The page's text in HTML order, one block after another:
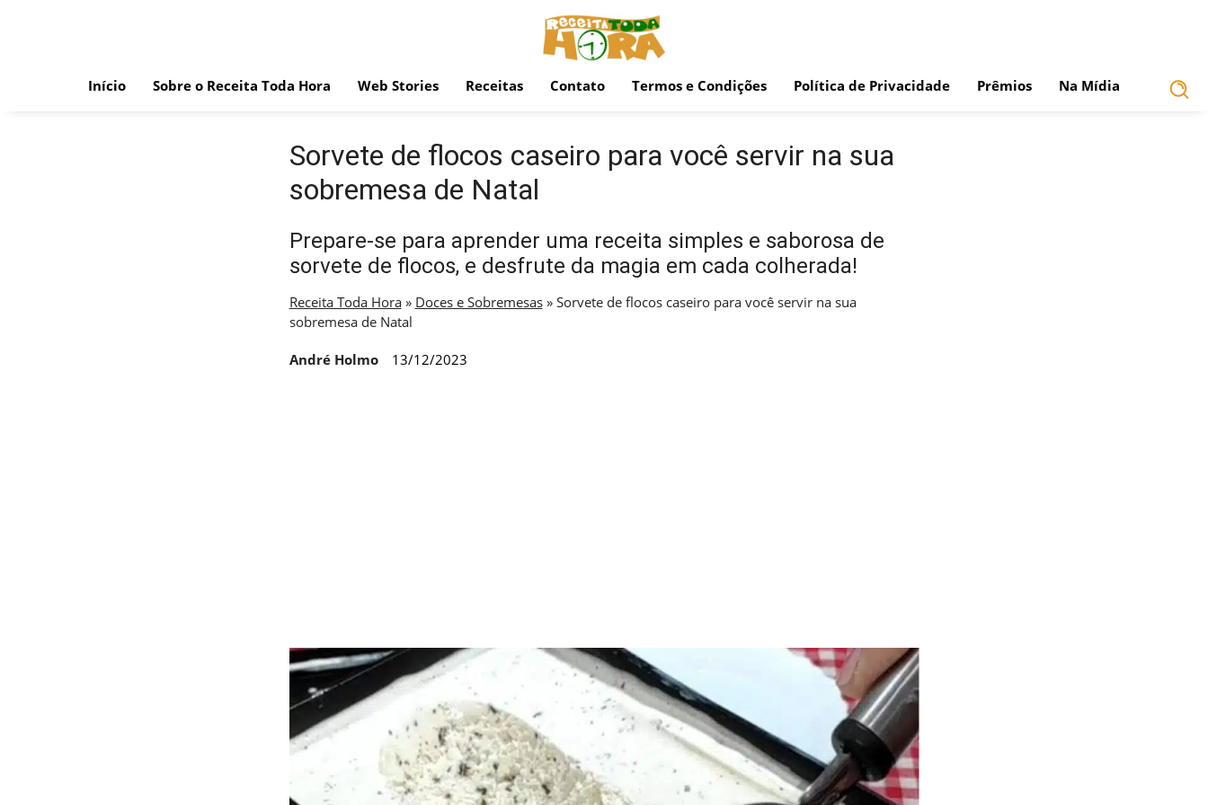
Início Sobre o Receita Toda Hora Web Stories Receitas Contato Termos e Condições Política de Privacidade Prêmios Na Mídia
Sorvete de flocos caseiro para você servir na sua
sobremesa de Natal
Prepare-se para aprender uma receita simples e saborosa de
sorvete de flocos, e desfrute da magia em cada colherada!
Receita Toda Hora» Doces e Sobremesas» Sorvete de flocos caseiro para você servir na sua
sobremesa de Natal
André Holmo 13/12/2023